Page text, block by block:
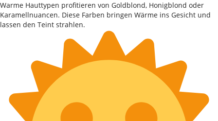
Warme Hauttypen profitieren von Goldblond, Honigblond oder
Karamellnuancen. Diese Farben bringen Wärme ins Gesicht und
lassen den Teint strahlen.